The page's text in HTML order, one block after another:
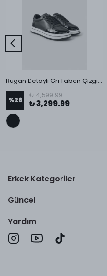
Rugan Detaylı Gri Taban Çizgili Graz Erkek Sneaker
%28
₺ 4,599.99
₺ 3,299.99
Erkek Kategoriler
Güncel
Yardım